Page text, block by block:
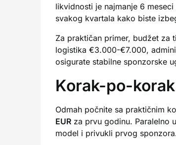
likvidnosti je najmanje 6
svakog kvartala kako biste
Za praktičan primer, budžet za
logistika €3.000-€7.000,
osigurate stabilne sponzorske
Korak-po-
Odmah počnite sa praktičnim
EUR za prvu godinu. Paralelno
model i privukli prvog